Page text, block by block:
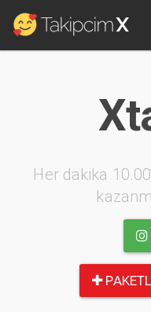
Her dakika